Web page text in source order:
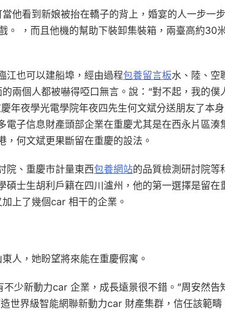
他看到新娘被抬在轎子的背上，婚宴的人一步一步
。 ，而且他機的幫助下裝卸集裝箱，兩臺高約30
江也可以建船埠，經由過程包養留言板水、陸、空
兩個人都被嚇得啞口無言。說：“對不起，我的僕
年夜學光電學院年夜四先生何文斌分送朋友了本身
電子信息財產頭部企業在重慶尤其是在西永片區湊
，何文斌更果斷留在重慶的設法。
院、重慶市計量東西包養網站的品質檢測研討院等
碩士生胡利戶籍在四川瀘州，他的第一選擇是留在
上了幾個car 相干的企業。
人，她盼望將來能在重慶假寓。
不少新動力car 企業，成長遠景很不錯。”周安然告
世界級智能網聯新動力car 財產集群，信任該範疇